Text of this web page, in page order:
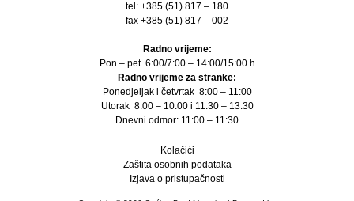
tel: +385 (51) 817 – 180
fax +385 (51) 817 – 002
Radno vrijeme:
Pon – pet 6:00/7:00 – 14:00/15:00 h
Radno vrijeme za stranke:
Ponedjeljak i četvrtak 8:00 – 11:00
Utorak 8:00 – 10:00 i 11:30 – 13:30
Dnevni odmor: 11:00 – 11:30
Kolačići
Zaštita osobnih podataka
Izjava o pristupačnosti